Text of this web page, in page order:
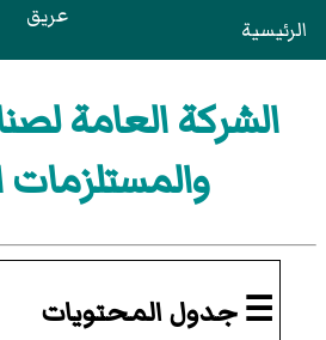
الرئيسية عريق
الشركة العامة
والمستلزمات
☰ جدول المحتويات